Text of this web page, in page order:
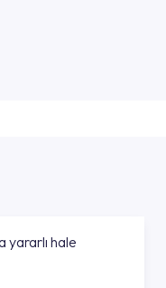
yararlı hale